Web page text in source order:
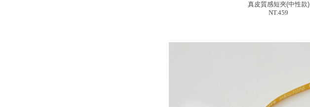
真皮質感短夾(中性款)
NT.459